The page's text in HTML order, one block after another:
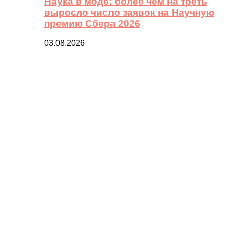
выросло число заявок на Научную
премию Сбера 2026
03.08.2026